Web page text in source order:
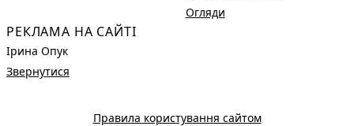
РЕКЛАМА НА САЙТІ
Ірина Опук
Звернутися
Огляди
Правила користування сайтом